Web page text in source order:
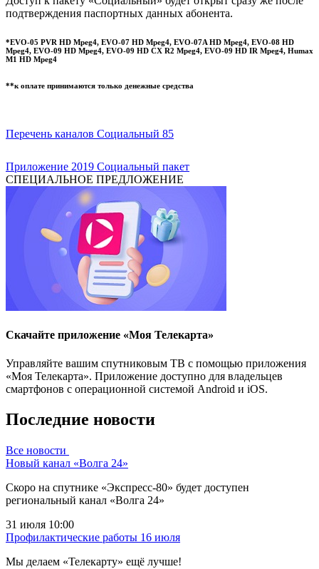
подтверждения паспортных данных абонента.
*EVO-05 PVR HD Mpeg4, EVO-07 HD Mpeg4, EVO-07A HD Mpeg4, EVO-08 HD
Mpeg4, EVO-09 HD Mpeg4, EVO-09 HD CX R2 Mpeg4, EVO-09 HD IR Mpeg4, Humax
M1 HD Mpeg4
**к оплате принимаются только денежные средства
Перечень каналов Социальный 85
Приложение 2019 Социальный пакет
СПЕЦИАЛЬНОЕ ПРЕДЛОЖЕНИЕ
Скачайте приложение «Моя Телекарта»
Управляйте вашим спутниковым ТВ с помощью приложения
«Моя Телекарта». Приложение доступно для владельцев
смартфонов с операционной системой Android и iOS.
Последние новости
Все новости
Новый канал «Волга 24»
Скоро на спутнике «Экспресс-80» будет доступен
региональный канал «Волга 24»
31 июля 10:00
Профилактические работы 16 июля
Мы делаем «Телекарту» ещё лучше!